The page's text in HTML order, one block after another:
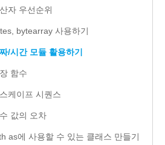
자 우선순위
bytearray 사용하기
/시간 모듈 활용하기
함수
케이프 시퀀스
값의 오차
as에 사용할 수 있는 클래스 만들기